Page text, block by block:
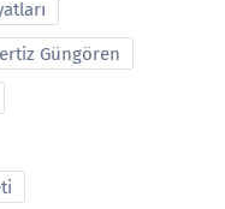
Güngören